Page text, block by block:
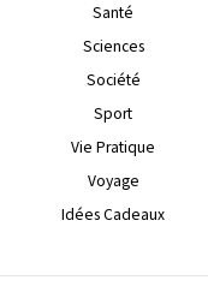
Santé
Sciences
Société
Sport
Vie Pratique
Voyage
Idées Cadeaux